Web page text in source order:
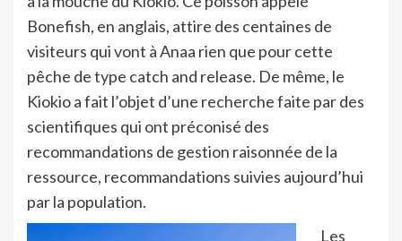
Bonefish, en anglais, attire des centaines de
visiteurs qui vont à Anaa rien que pour cette
pêche de type catch and release. De même, le
Kiokio a fait l’objet d’une recherche faite par des
scientifiques qui ont préconisé des
recommandations de gestion raisonnée de la
ressource, recommandations suivies aujourd’hui
par la population.
Les